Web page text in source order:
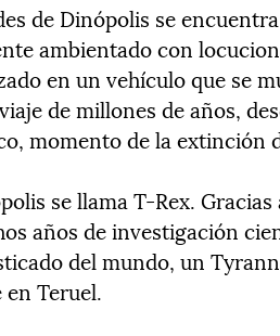
de Dinópolis se
ambientado con
en un vehículo que se
de millones de años,
momento de la extinción
se llama T-Rex.
años de investigación
del mundo, un
Teruel.